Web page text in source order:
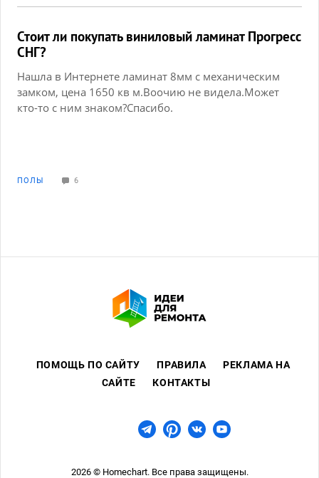
мм.Перекрытия и покрытия – монолитные ж/
бетонные толщиной 200 мм, бетон класса В25,
узнать, если кто то сталкивался с такими типами
домов, как лучше и чем произвести
звукоизоляцию. В идеале хотелось бы совместить
Стоит ли покупать виниловый ламинат Прогресс
СНГ?
Нашла в Интернете ламинат 8мм с механическим
замком, цена 1650 кв м.Воочию не видела.Может
кто-то с ним знаком?Спасибо.
ПОЛЫ 6
ПОМОЩЬ ПО САЙТУ ПРАВИЛА
РЕКЛАМА НА
САЙТЕ
КОНТАКТЫ
2026 © Homechart. Все права защищены.